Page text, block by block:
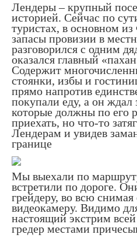
Лендеры – крупный
историей. Сейчас по
туристах, в основном
запасы провизии в
разговорился с одним
оказался главный
Содержит
стоянки, избы и
прямо напротив
покупали еду, а он
которые должны по его
приехать, но что-то
Лендерам и увидев
границе
Мы выехали по
встретили по дороге.
грейдеру, во всю
видеокамеру. Видимо
настоящий экстрим
гредер местами